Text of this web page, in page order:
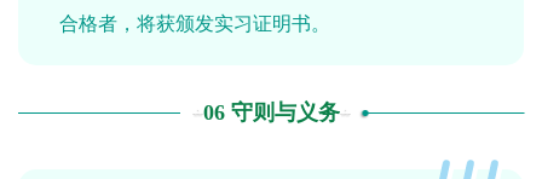
合格者，将获颁发实习证明书。
06 守则与义务